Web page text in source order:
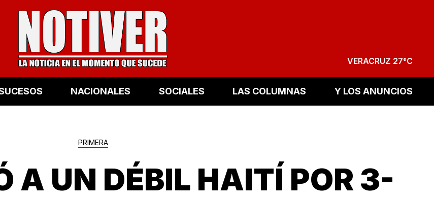
VERACRUZ 27°C
NACIONALES SOCIALES LAS COLUMNAS Y LOS ANUNCIOS
PRIMERA
A UN DÉBIL HAITÍ POR 3-